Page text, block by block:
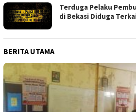
Terduga Pelaku
di Bekasi Diduga
BERITA UTAMA